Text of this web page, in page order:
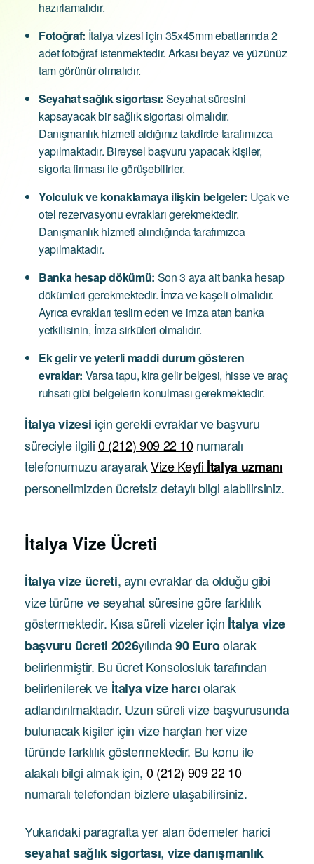
hazırlamalıdır.
Fotoğraf: İtalya vizesi için 35x45mm ebatlarında 2
adet fotoğraf istenmektedir. Arkası beyaz ve yüzünüz
tam görünür olmalıdır.
Seyahat sağlık sigortası: Seyahat süresini
kapsayacak bir sağlık sigortası olmalıdır.
Danışmanlık hizmeti aldığınız takdirde tarafımızca
yapılmaktadır. Bireysel başvuru yapacak kişiler,
sigorta firması ile görüşebilirler.
Yolculuk ve konaklamaya ilişkin belgeler: Uçak ve
otel rezervasyonu evrakları gerekmektedir.
Danışmanlık hizmeti alındığında tarafımızca
yapılmaktadır.
Banka hesap dökümü: Son 3 aya ait banka hesap
dökümleri gerekmektedir. İmza ve kaşeli olmalıdır.
Ayrıca evrakları teslim eden ve imza atan banka
yetkilisinin, İmza sirküleri olmalıdır.
Ek gelir ve yeterli maddi durum gösteren
evraklar: Varsa tapu, kira gelir belgesi, hisse ve araç
ruhsatı gibi belgelerin konulması gerekmektedir.
İtalya vizesi için gerekli evraklar ve başvuru
süreciyle ilgili0 (212) 909 22 10numaralı
telefonumuzu arayarakVize Keyfi İtalya uzmanı
personelimizden ücretsiz detaylı bilgi alabilirsiniz.
İtalya Vize Ücreti
İtalya vize ücreti, aynı evraklar da olduğu gibi
vize türüne ve seyahat süresine göre farklılık
göstermektedir. Kısa süreli vizeler için İtalya vize
başvuru ücreti 2026yılında90 Euroolarak
belirlenmiştir. Bu ücret Konsolosluk tarafından
belirlenilerek ve İtalya vize harcıolarak
adlandırılmaktadır. Uzun süreli vize başvurusunda
bulunacak kişiler için vize harçları her vize
türünde farklılık göstermektedir. Bu konu ile
alakalı bilgi almak için, 0 (212) 909 22 10
numaralı telefondan bizlere ulaşabilirsiniz.
Yukarıdaki paragrafta yer alan ödemeler harici
seyahat sağlık sigortası, vize danışmanlık